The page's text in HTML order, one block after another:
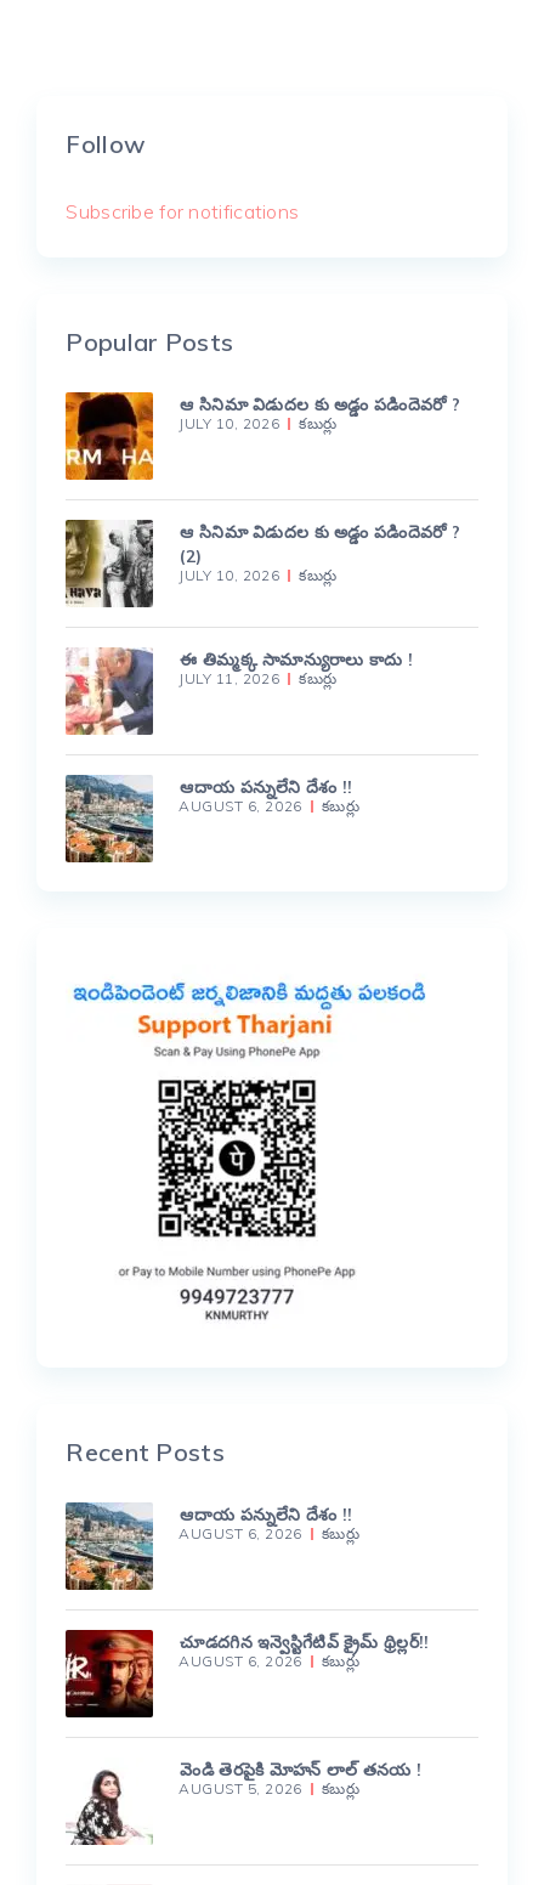
Follow
Subscribe for notifications
Popular Posts
ఆ సినిమా విడుదల కు అడ్డం పడిందెవరో ?
JULY 10, 2026 కబుర్లు
ఆ సినిమా విడుదల కు అడ్డం పడిందెవరో ?
(2)
JULY 10, 2026 కబుర్లు
ఈ తిమ్మక్క సామాన్యురాలు కాదు !
JULY 11, 2026 కబుర్లు
ఆదాయ పన్నులేని దేశం !!
AUGUST 6, 2026 కబుర్లు
Recent Posts
ఆదాయ పన్నులేని దేశం !!
AUGUST 6, 2026 కబుర్లు
చూడదగిన ఇన్వెస్టిగేటివ్ క్రైమ్ థ్రిల్లర్!!
AUGUST 6, 2026 కబుర్లు
వెండి తెరపైకి మోహన్ లాల్ తనయ !
AUGUST 5, 2026 కబుర్లు